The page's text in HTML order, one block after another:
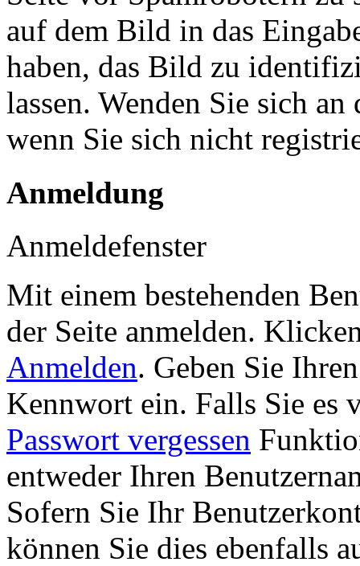
auf dem Bild in das
haben, das Bild zu
lassen. Wenden Sie sich
wenn Sie sich nicht
Anmeldung
Anmeldefenster
Mit einem bestehenden
der Seite anmelden.
Anmelden. Geben Sie
Kennwort ein. Falls Sie es
Passwort vergessen
entweder Ihren
Sofern Sie Ihr
können Sie dies ebenfalls